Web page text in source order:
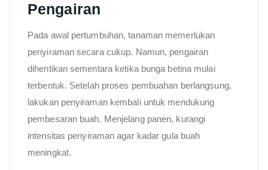
Pengairan
Pada awal pertumbuhan, tanaman memerlukan
penyiraman secara cukup. Namun, pengairan
dihentikan sementara ketika bunga betina mulai
terbentuk. Setelah proses pembuahan berlangsung,
lakukan penyiraman kembali untuk mendukung
pembesaran buah. Menjelang panen, kurangi
intensitas penyiraman agar kadar gula buah
meningkat.